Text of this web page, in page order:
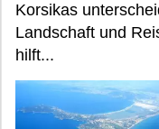
Korsikas
Landschaft und
hilft...